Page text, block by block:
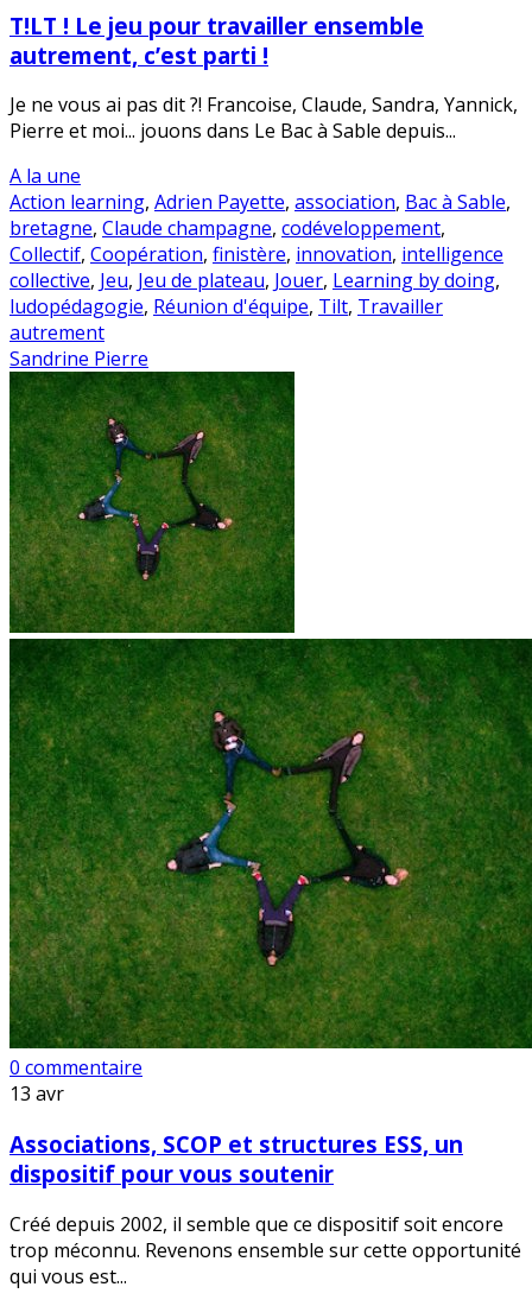
T!LT ! Le jeu pour travailler ensemble
autrement, c’est parti !
Je ne vous ai pas dit ?! Francoise, Claude, Sandra, Yannick,
Pierre et moi... jouons dans Le Bac à Sable depuis...
A la une
Action learning, Adrien Payette, association, Bac à Sable,
bretagne, Claude champagne, codéveloppement,
Collectif, Coopération, finistère, innovation, intelligence
collective, Jeu, Jeu de plateau, Jouer, Learning by doing,
ludopédagogie, Réunion d'équipe, Tilt, Travailler
autrement
Sandrine Pierre
0 commentaire
13 avr
Associations, SCOP et structures ESS, un
dispositif pour vous soutenir
Créé depuis 2002, il semble que ce dispositif soit encore
trop méconnu. Revenons ensemble sur cette opportunité
qui vous est...